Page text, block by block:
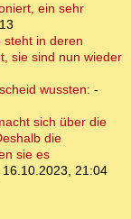
ein sehr
steht in deren
sie sind nun wieder
wussten: -
sich über die
die
sie es
16.10.2023, 21:04